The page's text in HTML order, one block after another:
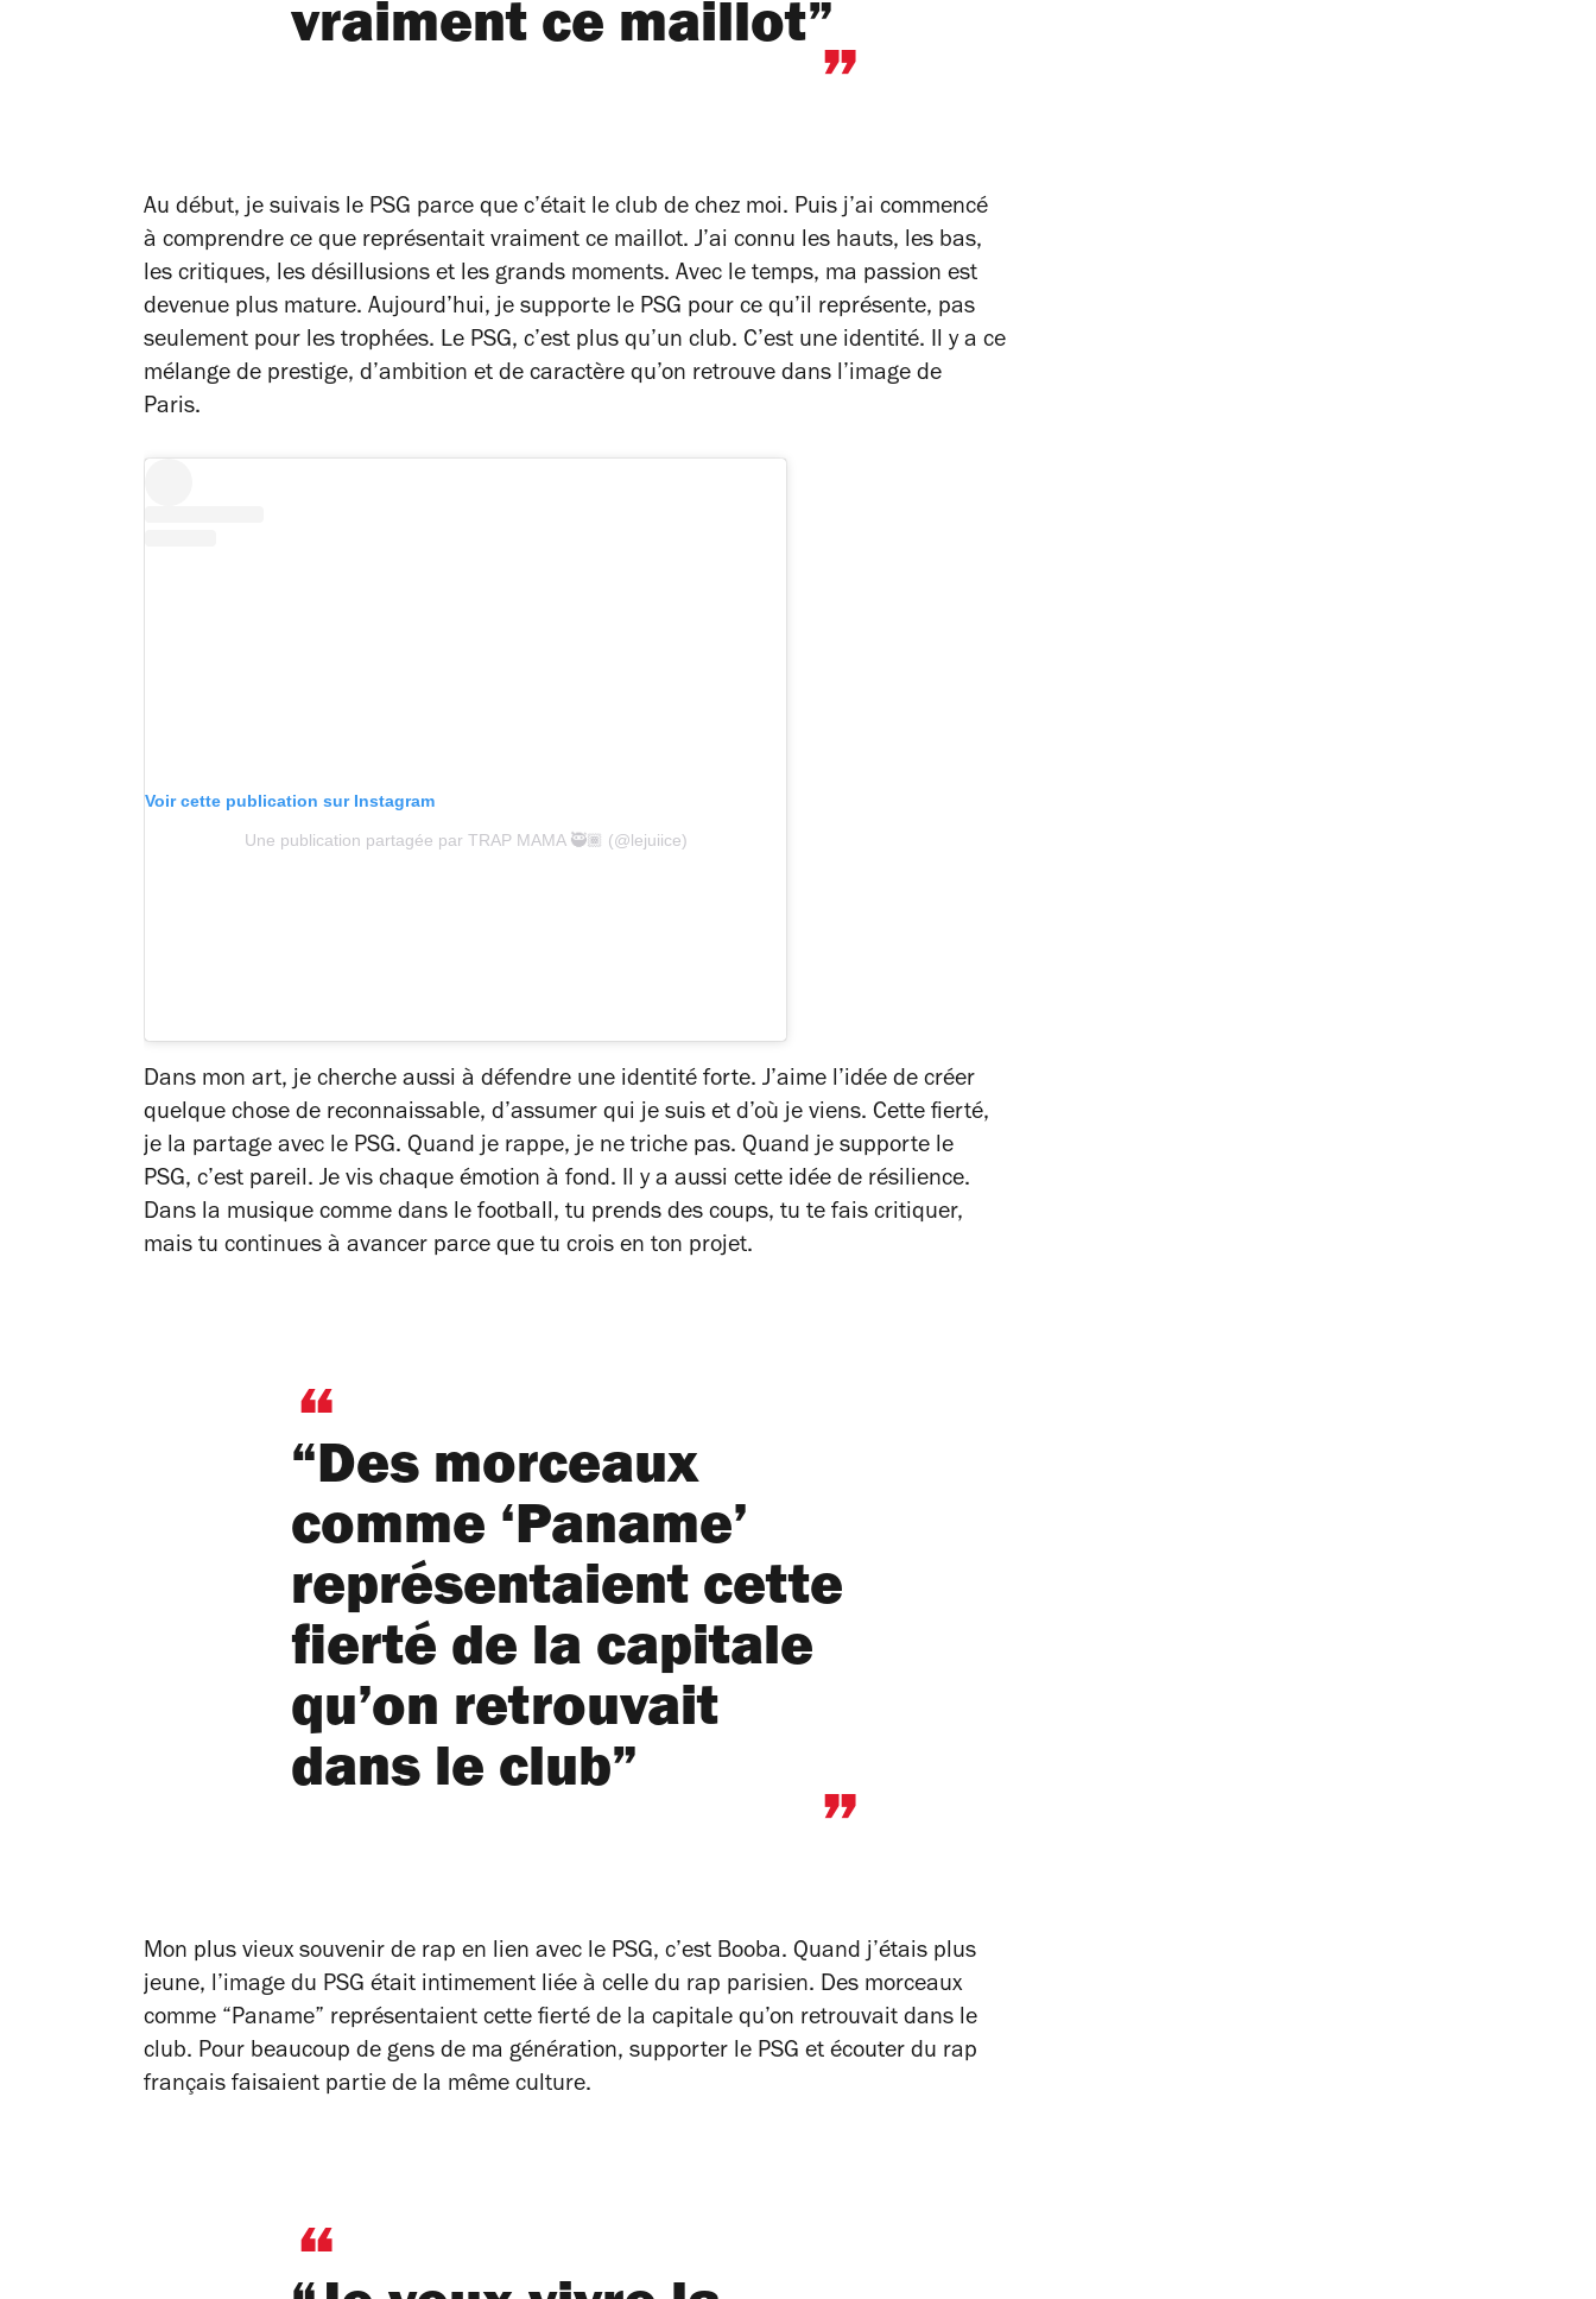
vraiment ce maillot”
Au début, je suivais le PSG parce que c’était le club de chez moi. Puis j’ai commencé
à comprendre ce que représentait vraiment ce maillot. J’ai connu les hauts, les bas,
les critiques, les désillusions et les grands moments. Avec le temps, ma passion est
devenue plus mature. Aujourd’hui, je supporte le PSG pour ce qu’il représente, pas
seulement pour les trophées. Le PSG, c’est plus qu’un club. C’est une identité. Il y a ce
mélange de prestige, d’ambition et de caractère qu’on retrouve dans l’image de
Paris.
Voir cette publication sur Instagram
Une publication partagée par TRAP MAMA 🥷🏾 (@lejuiice)
Dans mon art, je cherche aussi à défendre une identité forte. J’aime l’idée de créer
quelque chose de reconnaissable, d’assumer qui je suis et d’où je viens. Cette fierté,
je la partage avec le PSG. Quand je rappe, je ne triche pas. Quand je supporte le
PSG, c’est pareil. Je vis chaque émotion à fond. Il y a aussi cette idée de résilience.
Dans la musique comme dans le football, tu prends des coups, tu te fais critiquer,
mais tu continues à avancer parce que tu crois en ton projet.
“Des morceaux
comme ‘Paname’
représentaient cette
fierté de la capitale
qu’on retrouvait
dans le club”
Mon plus vieux souvenir de rap en lien avec le PSG, c’est Booba. Quand j’étais plus
jeune, l’image du PSG était intimement liée à celle du rap parisien. Des morceaux
comme “Paname” représentaient cette fierté de la capitale qu’on retrouvait dans le
club. Pour beaucoup de gens de ma génération, supporter le PSG et écouter du rap
français faisaient partie de la même culture.